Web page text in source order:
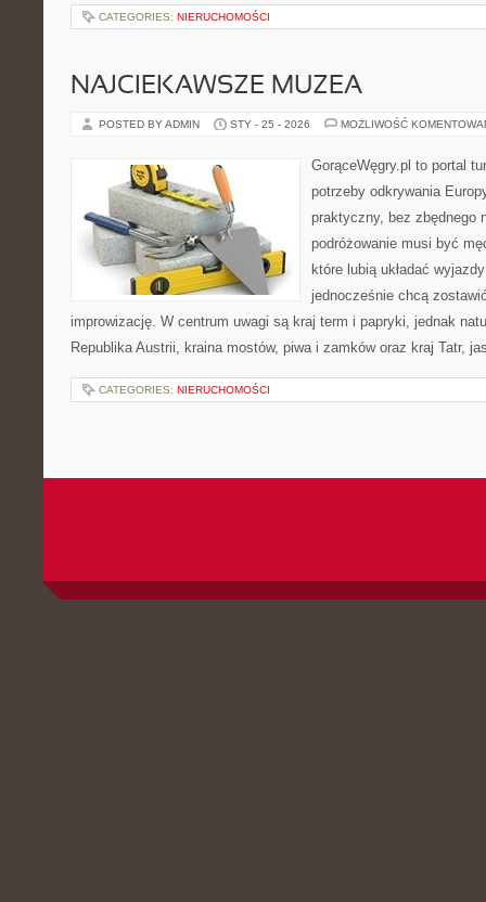
CATEGORIES: NIERUCHOMOŚCI
NAJCIEKAWSZE MUZEA
POSTED BY ADMIN STY - 25 - 2026 MOŻLIWOŚĆ
GorąceWęgry.pl to portal
potrzeby odkrywania
praktyczny, bez zbędnego
podróżowanie musi być
które lubią układać
jednocześnie chcą
improwizację. W centrum uwagi są kraj term i papryki, jednak
Republika Austrii, kraina mostów, piwa i zamków oraz kraj Tatr,
CATEGORIES: NIERUCHOMOŚCI